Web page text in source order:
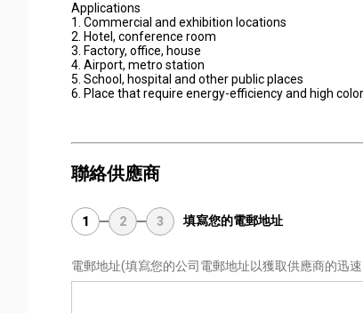
Applications
1. Commercial and exhibition locations
2. Hotel, conference room
3. Factory, office, house
4. Airport, metro station
5. School, hospital and other public places
6. Place that require energy-efficiency and high
聯絡供應商
1 2 3 填寫您的電郵地址
電郵地址(填寫您的公司電郵地址以獲取供應商的迅